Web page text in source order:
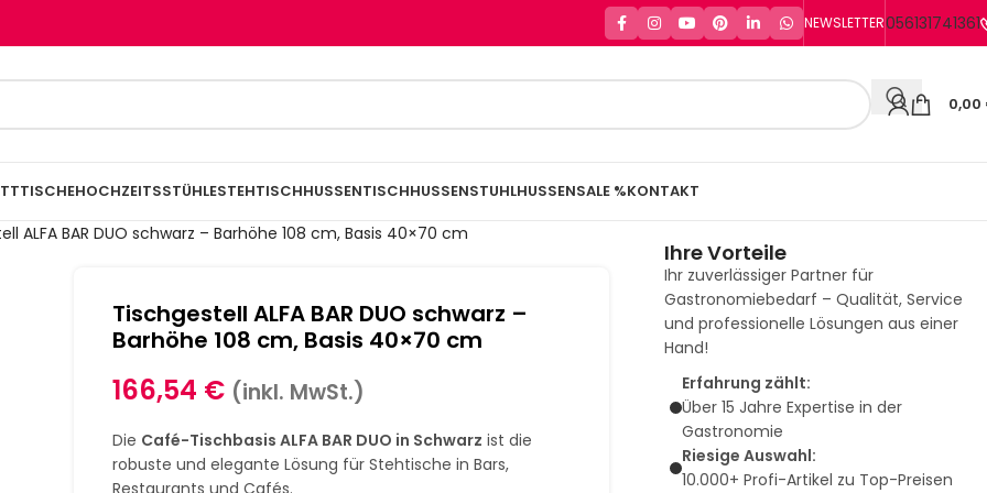
NEWSLETTER056131741361
0,00
HOCHZEITSSTÜHLESTEHTISCHHUSSENTISCHHUSSENSTUHLHUSSENSALE %KONTAKT
ALFA BAR DUO schwarz – Barhöhe 108 cm, Basis 40×70 cm
Tischgestell ALFA BAR DUO schwarz –
Barhöhe 108 cm, Basis 40×70 cm
166,54 € (inkl. MwSt.)
Die Café-Tischbasis ALFA BAR DUO in Schwarz ist die
robuste und elegante Lösung für Stehtische in Bars,
Restaurants und Cafés.
Ihre Vorteile
Ihr zuverlässiger Partner für
Gastronomiebedarf – Qualität, Service
und professionelle Lösungen aus einer
Hand!
Erfahrung zählt:
Über 15 Jahre Expertise in der
Gastronomie
Riesige Auswahl:
10.000+ Profi-Artikel zu Top-Preisen